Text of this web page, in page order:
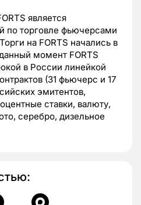
является
по торговле фьючерсами
на FORTS начались в
момент FORTS
в России линейкой
(31 фьючерс и 17
эмитентов,
ставки, валюту,
серебро, дизельное